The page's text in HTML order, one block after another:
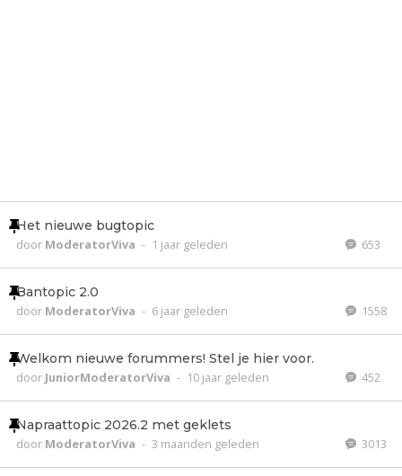
Het nieuwe bugtopic
door ModeratorViva - 1 jaar geleden 653
Bantopic 2.0
door ModeratorViva - 6 jaar geleden 1558
Welkom nieuwe forummers! Stel je hier voor.
door JuniorModeratorViva - 10 jaar geleden 452
Napraattopic 2026.2 met geklets
door ModeratorViva - 3 maanden geleden 3013